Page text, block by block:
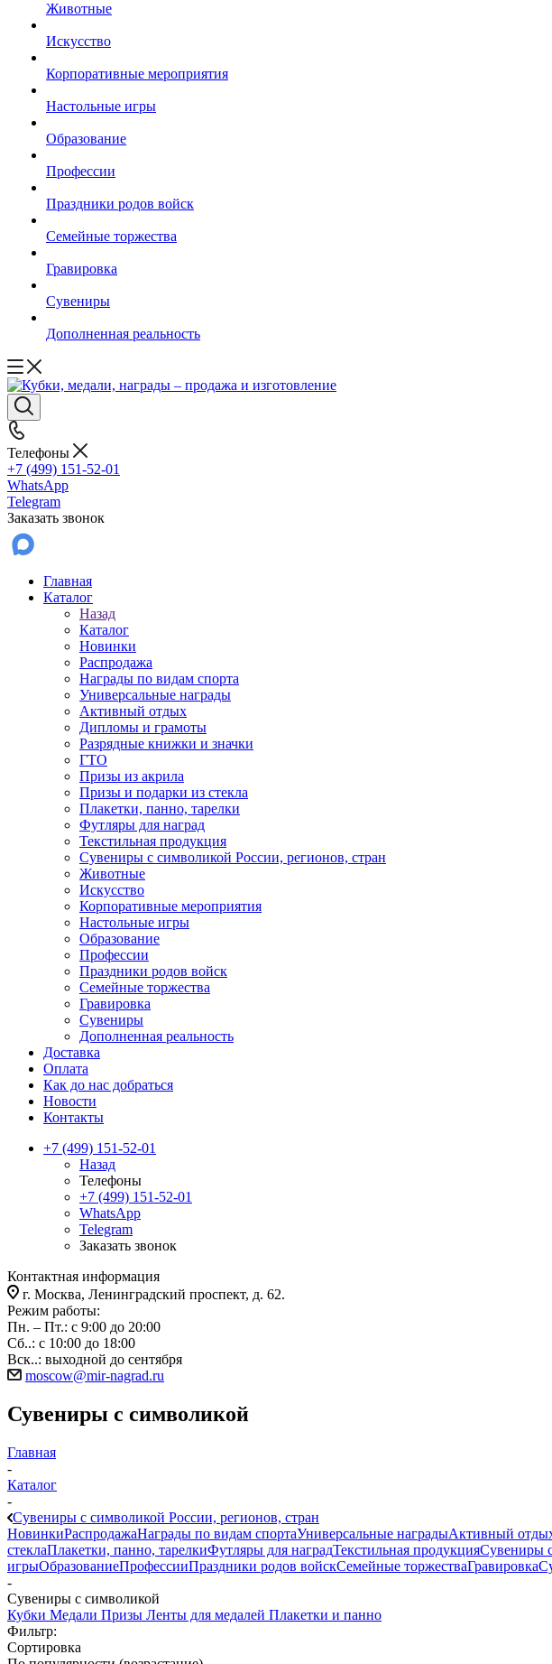
Животные
Искусство
Корпоративные мероприятия
Настольные игры
Образование
Профессии
Праздники родов войск
Семейные торжества
Гравировка
Сувениры
Дополненная реальность
Телефоны
+7 (499) 151-52-01
WhatsApp
Telegram
Заказать звонок
Главная
Каталог
Назад
Каталог
Новинки
Распродажа
Награды по видам спорта
Универсальные награды
Активный отдых
Дипломы и грамоты
Разрядные книжки и значки
ГТО
Призы из акрила
Призы и подарки из стекла
Плакетки, панно, тарелки
Футляры для наград
Текстильная продукция
Сувениры с символикой России, регионов, стран
Животные
Искусство
Корпоративные мероприятия
Настольные игры
Образование
Профессии
Праздники родов войск
Семейные торжества
Гравировка
Сувениры
Дополненная реальность
Доставка
Оплата
Как до нас добраться
Новости
Контакты
+7 (499) 151-52-01
Назад
Телефоны
+7 (499) 151-52-01
WhatsApp
Telegram
Заказать звонок
Контактная информация
г. Москва, Ленинградский проспект, д. 62.
Режим работы:
Пн. – Пт.: с 9:00 до 20:00
Сб..: с 10:00 до 18:00
Вск..: выходной до сентября
moscow@mir-nagrad.ru
Сувениры с символикой
Главная
-
Каталог
-
Сувениры с символикой России, регионов, стран
НовинкиРаспродажаНаграды по видам спортаУниверсальные наградыАктивный
стеклаПлакетки, панно, тарелкиФутляры для наградТекстильная продукцияСувениры
игрыОбразованиеПрофессииПраздники родов войскСемейные торжестваГравировка
-
Сувениры с символикой
Кубки Медали Призы Ленты для медалей Плакетки и панно
Фильтр:
Сортировка